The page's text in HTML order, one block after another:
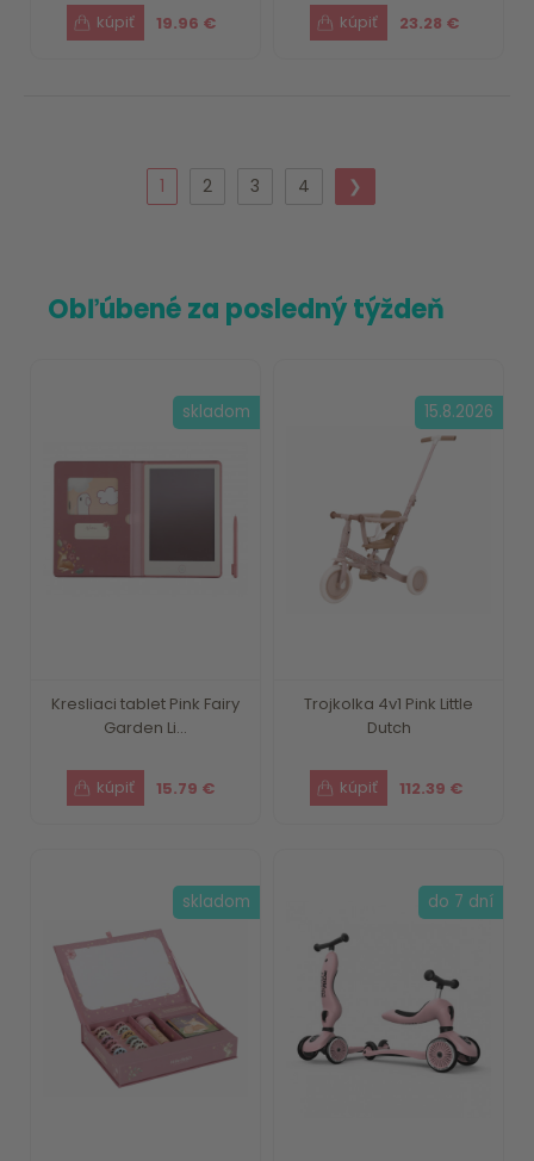
19.96 €
23.28 €
1 2 3 4 ❯
Obľúbené za posledný týždeň
Kresliaci tablet Pink Fairy
Garden Li...
15.79 €
skladom
Trojkolka 4v1 Pink Little
Dutch
112.39 €
15.8.2026
skladom do 7 dní